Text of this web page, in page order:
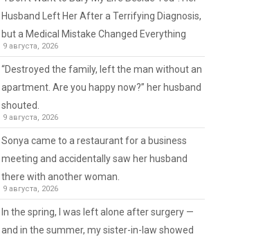
Husband Left Her After a Terrifying Diagnosis,
but a Medical Mistake Changed Everything
9 августа, 2026
“Destroyed the family, left the man without an
apartment. Are you happy now?” her husband
shouted.
9 августа, 2026
Sonya came to a restaurant for a business
meeting and accidentally saw her husband
there with another woman.
9 августа, 2026
In the spring, I was left alone after surgery —
and in the summer, my sister-in-law showed